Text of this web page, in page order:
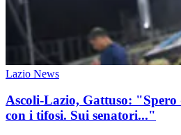
Lazio News
Ascoli-Lazio, Gattuso:
con i tifosi. Sui senatori..."